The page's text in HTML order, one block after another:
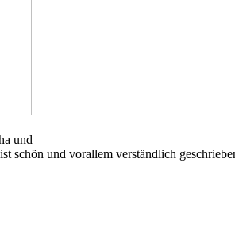
und
schön und vorallem verständlich